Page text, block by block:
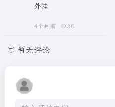
外挂
4个月前 30
暂无评论